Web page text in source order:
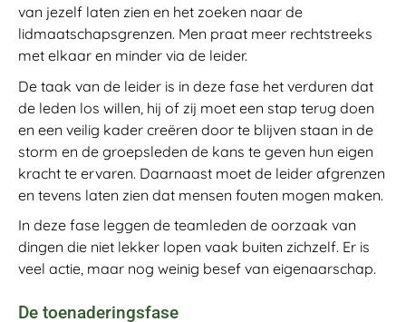
van jezelf laten zien en het zoeken naar de
lidmaatschapsgrenzen. Men praat meer rechtstreeks
met elkaar en minder via de leider.
De taak van de leider is in deze fase het verduren dat
de leden los willen, hij of zij moet een stap terug doen
en een veilig kader creëren door te blijven staan in de
storm en de groepsleden de kans te geven hun eigen
kracht te ervaren. Daarnaast moet de leider afgrenzen
en tevens laten zien dat mensen fouten mogen maken.
In deze fase leggen de teamleden de oorzaak van
dingen die niet lekker lopen vaak buiten zichzelf. Er is
veel actie, maar nog weinig besef van eigenaarschap.
De toenaderingsfase